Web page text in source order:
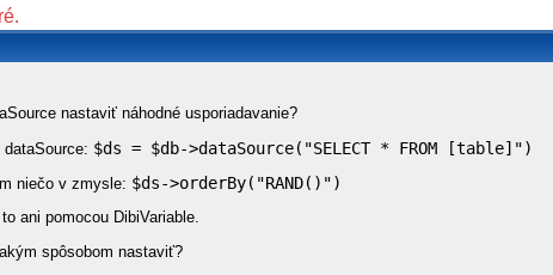
nastaviť náhodné usporiadavanie?
$ds = $db->dataSource("SELECT * FROM [table]")
niečo v zmysle: $ds->orderBy("RAND()")
ani pomocou DibiVariable.
spôsobom nastaviť?